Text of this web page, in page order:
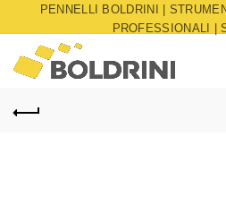
PENNELLI BOLDRINI |
PROFESSIONALI |